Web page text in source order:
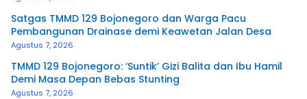
Satgas TMMD 129 Bojonegoro dan Warga Pacu
Pembangunan Drainase demi Keawetan Jalan Desa
Agustus 7, 2026
TMMD 129 Bojonegoro: ‘Suntik’ Gizi Balita dan Ibu Hamil
Demi Masa Depan Bebas Stunting
Agustus 7, 2026